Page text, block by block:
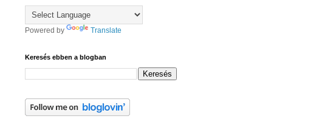
Powered by Translate
Keresés ebben a blogban